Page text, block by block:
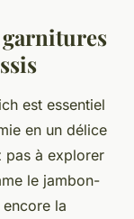
garnitures
est essentiel
en un délice
pas à explorer
le jambon-
la